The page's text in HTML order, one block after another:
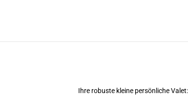
Ihre robuste kleine persönliche